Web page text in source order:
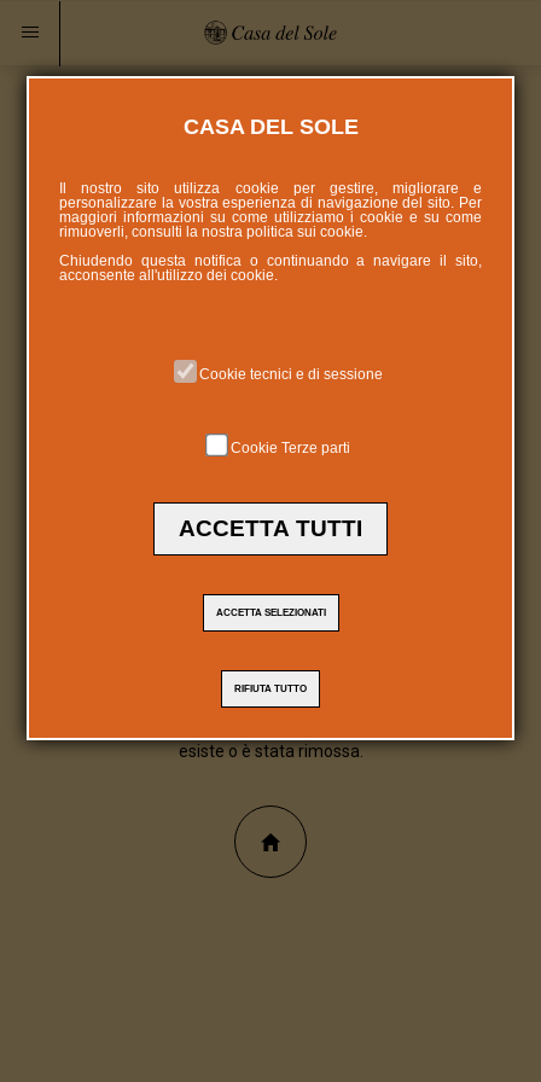
404
esiste o è stata rimossa.
CASA DEL SOLE
Il nostro sito utilizza cookie per gestire, migliorare e
personalizzare la vostra esperienza di navigazione del sito. Per
maggiori informazioni su come utilizziamo i cookie e su come
rimuoverli, consulti la nostra politica suicookie
Chiudendo questa notifica o continuando a navigare il sito,
acconsente all'utilizzo dei cookie.
Cookie tecnici e di sessione
Cookie Terze parti
ACCETTA TUTTI
ACCETTA SELEZIONATI
RIFIUTA TUTTO